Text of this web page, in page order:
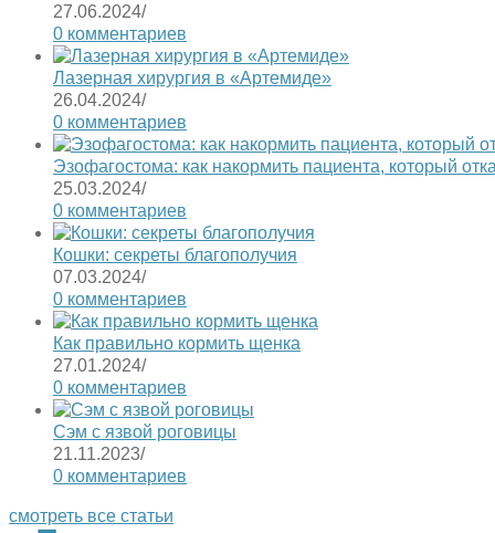
27.06.2024/
0 комментариев
Лазерная хирургия в «Артемиде»
26.04.2024/
0 комментариев
Эзофагостома: как накормить пациента, который
25.03.2024/
0 комментариев
Кошки: секреты благополучия
07.03.2024/
0 комментариев
Как правильно кормить щенка
27.01.2024/
0 комментариев
Сэм с язвой роговицы
21.11.2023/
0 комментариев
смотреть все статьи